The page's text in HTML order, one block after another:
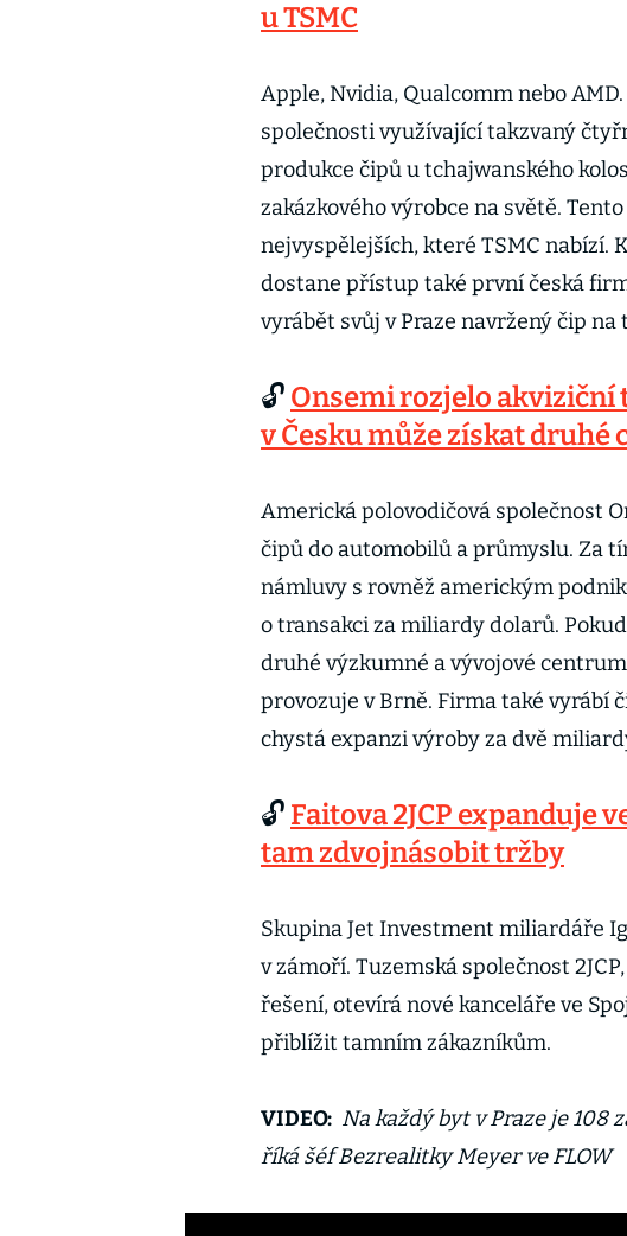
u TSMC
Apple, Nvidia, Qualcomm nebo
společnosti využívající takzvaný
produkce čipů u tchajwanského
zakázkového výrobce na světě.
nejvyspělejších, které TSMC nabízí.
dostane přístup také první česká
vyrábět svůj v Praze navržený čip
🔓 Onsemi rozjelo akviziční
v Česku může získat
Americká polovodičová společnost
čipů do automobilů a průmyslu. Za
námluvy s rovněž americkým
o transakci za miliardy dolarů.
druhé výzkumné a vývojové
provozuje v Brně. Firma také vyrábí
chystá expanzi výroby za dvě
🔓 Faitova 2JCP expanduje
tam zdvojnásobit tržby
Skupina Jet Investment miliardáře
v zámoří. Tuzemská společnost
řešení, otevírá nové kanceláře ve
přiblížit tamním zákazníkům.
VIDEO: Na každý byt v Praze je 108
říká šéf Bezrealitky Meyer ve FLOW